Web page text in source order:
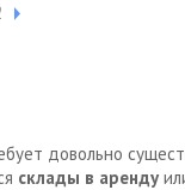
довольно
склады в аренду